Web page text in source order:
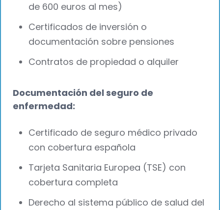
de 600 euros al mes)
Certificados de inversión o
documentación sobre pensiones
Contratos de propiedad o alquiler
Documentación del seguro de
enfermedad:
Certificado de seguro médico privado
con cobertura española
Tarjeta Sanitaria Europea (TSE) con
cobertura completa
Derecho al sistema público de salud del